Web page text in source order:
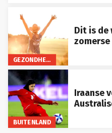
GEZONDHEID
Dit is de
BUITENLAND
Iraanse